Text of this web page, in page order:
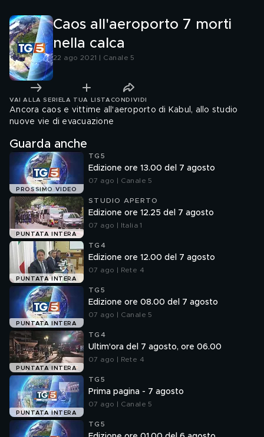
Caos all'aeroporto 7 morti
nella calca
22 ago 2021 | Canale 5
VAI ALLA SERIE LA TUA LISTA CONDIVIDI
Ancora caos e vittime all'aeroporto di Kabul, allo studio
nuove vie di evacuazione
Guarda anche
PROSSIMO VIDEO
TG5
Edizione ore 13.00 del 7 agosto
07 ago | Canale 5
PUNTATA INTERA
STUDIO APERTO
Edizione ore 12.25 del 7 agosto
07 ago | Italia 1
PUNTATA INTERA
TG4
Edizione ore 12.00 del 7 agosto
07 ago | Rete 4
PUNTATA INTERA
TG5
Edizione ore 08.00 del 7 agosto
07 ago | Canale 5
PUNTATA INTERA
TG4
Ultim'ora del 7 agosto, ore 06.00
07 ago | Rete 4
PUNTATA INTERA
TG5
Prima pagina - 7 agosto
07 ago | Canale 5
TG5